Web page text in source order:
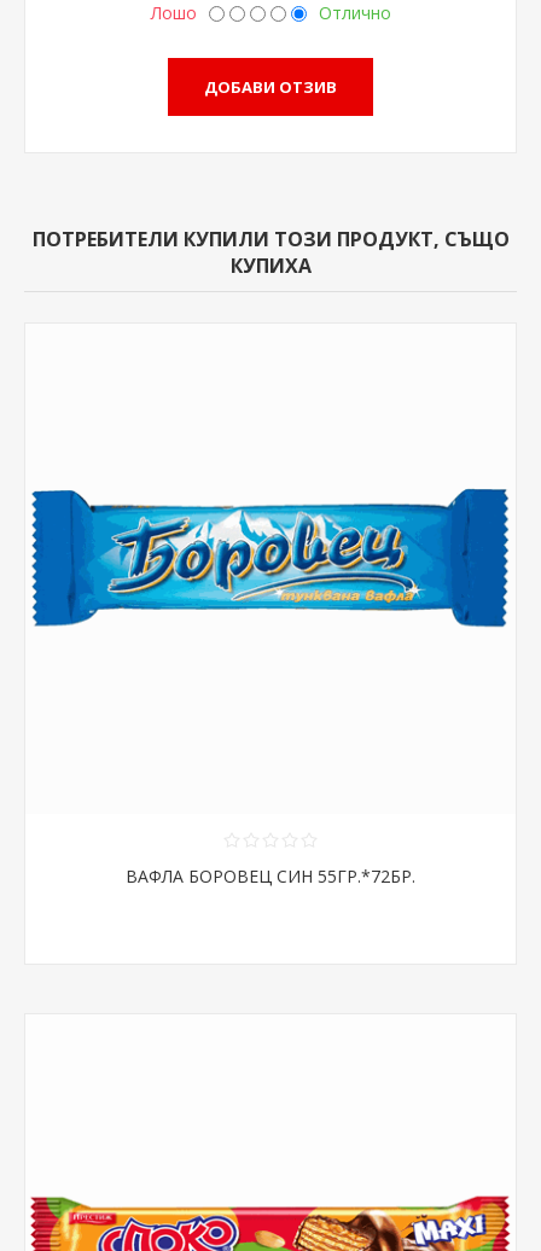
Лошо Отлично
ПОТРЕБИТЕЛИ КУПИЛИ ТОЗИ ПРОДУКТ, СЪЩО
КУПИХА
ВАФЛА БОРОВЕЦ СИН 55ГР.*72БР.